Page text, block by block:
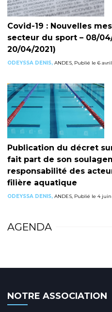
Covid-19 : Nouvelles
secteur du sport – 08/
20/04/2021)
ODEYSSA DENIS, ANDES, Publié le 6 avril
Publication du décret sur
fait part de son
responsabilité des
filière aquatique
ODEYSSA DENIS, ANDES, Publié le 4 juin
AGENDA
NOTRE ASSOCIATION